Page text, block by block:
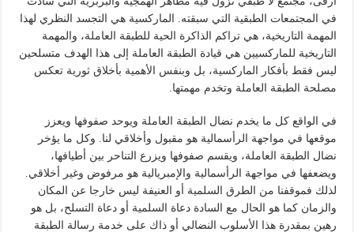
في المجتمعات الطبقية التي سبقته. الماركسية هي التجسد النظري لهذا
المهمة التاريخية، هي تراكم الذاكرة الحية للطبقة العاملة، والمهمة
التاريخية للماركسيين هي قيادة الطبقة العاملة إلى هذا الهدف متسلحين
ليس فقط بأفكار الماركسية، بل وبنفس الأهمية بأخلاق ثورية تعكس
مصلحة الطبقة العاملة وتخدم مهمتها.
في الواقع كل ما يخدم نضال الطبقة العاملة ويوحد صفوفها ويعزز
موقعها في مواجهة الرأسمالية هو مقبول وأخلاقي لنا. وكل ما يؤخر
نضال الطبقة العاملة، ويقسم صفوفها ويزرع التناحر بين أطيافها،
ويضعفها في مواجهة الرأسمالية والإمبريالية هو مرفوض وغير أخلاقي.
لذلك فموقفنا من الطرق السلمية أو العنيفة ليس خارجا عن المكان
والزمان كما هو الحال مع السادة دعاة السلمية أو دعاة التسلح، بل هو
رهين بمقدرة هذا الأسلوب النضالي أو ذاك على خدمة رسالة الطبقة